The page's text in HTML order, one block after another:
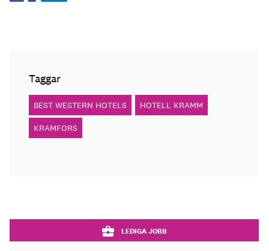
Taggar
BEST WESTERN HOTELS HOTELL KRAMM
KRAMFORS
LEDIGA JOBB